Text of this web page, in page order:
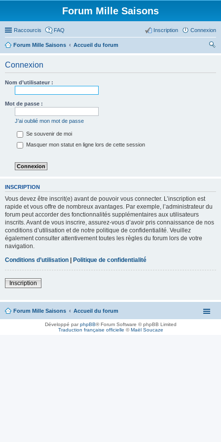
Forum Mille Saisons
Raccourcis FAQ Connexion
Inscription
Forum Mille Saisons
Accueil du forum
Connexion
Nom d’utilisateur :
Mot de passe :
J’ai oublié mon mot de passe
Se souvenir de moi
Masquer mon statut en ligne lors de cette session
INSCRIPTION
Vous devez être inscrit(e) avant de pouvoir vous connecter. L’inscription est
rapide et vous offre de nombreux avantages. Par exemple, l’administrateur du
forum peut accorder des fonctionnalités supplémentaires aux utilisateurs
inscrits. Avant de vous inscrire, assurez-vous d’avoir pris connaissance de nos
conditions d’utilisation et de notre politique de confidentialité. Veuillez
également consulter attentivement toutes les règles du forum lors de votre
navigation.
Conditions d’utilisation | Politique de confidentialité
Inscription
Forum Mille Saisons Accueil du forum
Développé parphpBB® Forum Software © phpBB Limited
Traduction française officielle ©Maël Soucaze